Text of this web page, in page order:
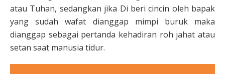
atau Tuhan, sedangkan jika Di beri cincin oleh bapak
yang sudah wafat dianggap mimpi buruk maka
dianggap sebagai pertanda kehadiran roh jahat atau
setan saat manusia tidur.